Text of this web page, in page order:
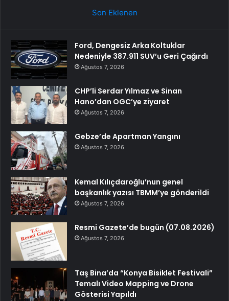
Son Eklenen
Ford, Dengesiz Arka Koltuklar
Nedeniyle 387.911 SUV’u Geri Çağırdı
Ağustos 7, 2026
CHP’li Serdar Yılmaz ve Sinan
Hano’dan OGC’ye ziyaret
Ağustos 7, 2026
Gebze’de Apartman Yangını
Ağustos 7, 2026
Kemal Kılıçdaroğlu’nun genel
başkanlık yazısı TBMM’ye gönderildi
Ağustos 7, 2026
Resmi Gazete’de bugün (07.08.2026)
Ağustos 7, 2026
Taş Bina’da “Konya Bisiklet Festivali”
Temalı Video Mapping ve Drone
Gösterisi Yapıldı